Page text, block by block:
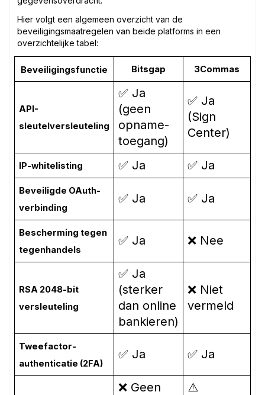
Hier volgt een algemeen overzicht van de
beveiligingsmaatregelen van beide platforms in een
overzichtelijke tabel:
Beveiligingsfunctie Bitsgap 3Commas
API-
sleutelversleuteling
✅ Ja
(geen
opname­
toegang)
✅ Ja
(Sign
Center)
IP-whitelisting ✅ Ja ✅ Ja
Beveiligde OAuth-
verbinding
✅ Ja ✅ Ja
Bescherming tegen
tegen­handels
✅ Ja ❌ Nee
RSA 2048-bit
versleuteling
✅ Ja
(sterker
dan online
bankieren)
❌ Niet
vermeld
Twee­factor­
authenticatie (2FA)
✅ Ja ✅ Ja
❌ Geen
⚠️